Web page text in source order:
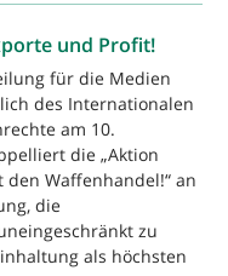
und Profit!
für die Medien
des Internationalen
am 10.
die „Aktion
den Waffenhandel!“ an
die
zu
als höchsten